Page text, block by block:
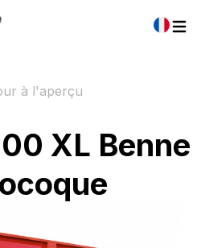
à l'aperçu
XL Benne